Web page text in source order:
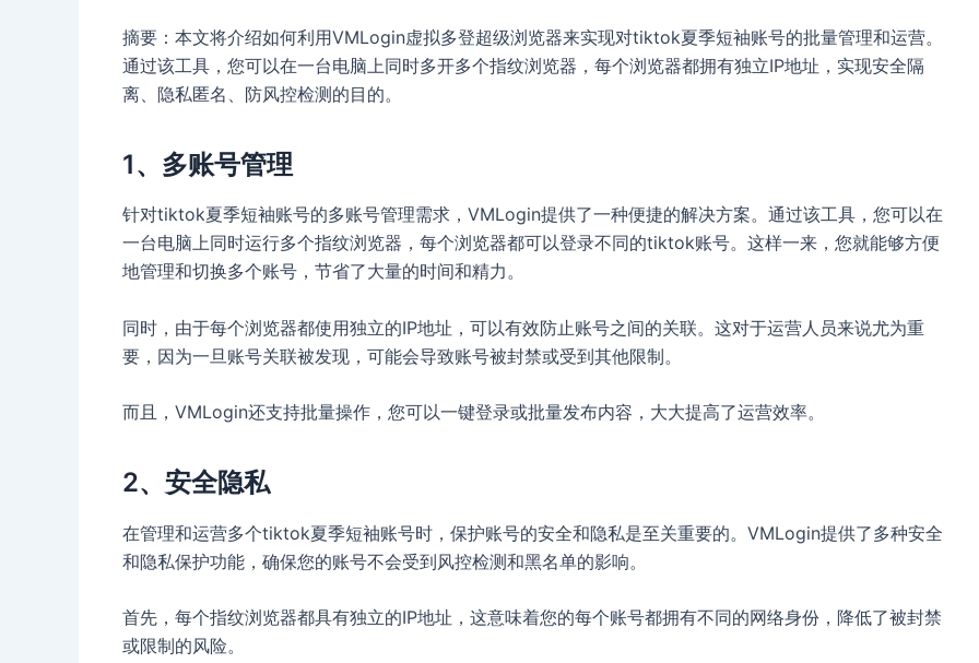
摘要：本文将介绍如何利用VMLogin虚拟多登超级浏览器来实现对tiktok夏季短袖账号的批量管理和运营。
通过该工具，您可以在一台电脑上同时多开多个指纹浏览器，每个浏览器都拥有独立IP地址，实现安全隔
离、隐私匿名、防风控检测的目的。
1、多账号管理
针对tiktok夏季短袖账号的多账号管理需求，VMLogin提供了一种便捷的解决方案。通过该工具，您可以在
一台电脑上同时运行多个指纹浏览器，每个浏览器都可以登录不同的tiktok账号。这样一来，您就能够方便
地管理和切换多个账号，节省了大量的时间和精力。
同时，由于每个浏览器都使用独立的IP地址，可以有效防止账号之间的关联。这对于运营人员来说尤为重
要，因为一旦账号关联被发现，可能会导致账号被封禁或受到其他限制。
而且，VMLogin还支持批量操作，您可以一键登录或批量发布内容，大大提高了运营效率。
2、安全隐私
在管理和运营多个tiktok夏季短袖账号时，保护账号的安全和隐私是至关重要的。VMLogin提供了多种安全
和隐私保护功能，确保您的账号不会受到风控检测和黑名单的影响。
首先，每个指纹浏览器都具有独立的IP地址，这意味着您的每个账号都拥有不同的网络身份，降低了被封禁
或限制的风险。